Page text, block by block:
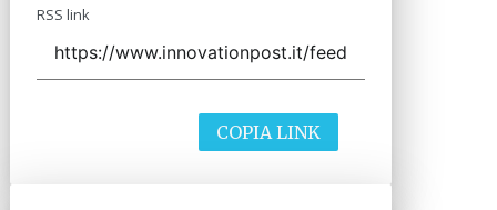
RSS link
COPIA LINK